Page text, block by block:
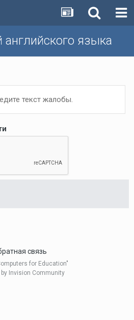
языка
текст жалобы.
связь
for Education"
by Invision Community